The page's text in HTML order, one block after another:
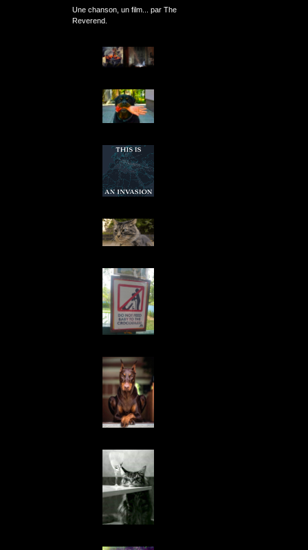
Une chanson, un film... par The
Reverend.